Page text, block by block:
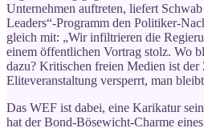
Unternehmen auftreten, liefert
Leaders“-Programm den Politiker-
gleich mit: „Wir infiltrieren die
einem öffentlichen Vortrag stolz. Wo
dazu? Kritischen freien Medien ist der
Eliteveranstaltung versperrt, man
Das WEF ist dabei, eine Karikatur
hat der Bond-Bösewicht-Charme